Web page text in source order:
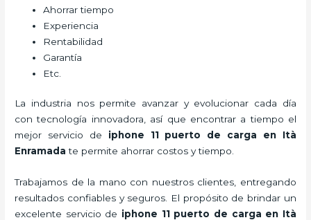
Ahorrar tiempo
Experiencia
Rentabilidad
Garantía
Etc.
La industria nos permite avanzar y evolucionar cada día
con tecnología innovadora, así que encontrar a tiempo el
mejor servicio de iphone 11 puerto de carga
en Ità
Enramada te permite ahorrar costos y tiempo.
Trabajamos de la mano con nuestros clientes, entregando
resultados confiables y seguros. El propósito de brindar un
excelente servicio de iphone 11 puerto de carga en Ità